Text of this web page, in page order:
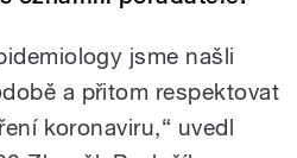
jsme našli
a přitom respektovat
koronaviru,“ uvedl